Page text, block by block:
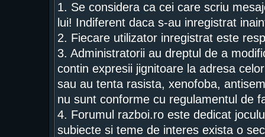
1. Se considera ca cei care scriu
lui! Indiferent daca s-au inregistrat
2. Fiecare utilizator inregistrat este
3. Administratorii au dreptul de a
contin expresii jignitoare la adresa
sau au tenta rasista, xenofoba,
nu sunt conforme cu regulamentul de
4. Forumul razboi.ro este dedicat
subiecte si teme de interes exista o